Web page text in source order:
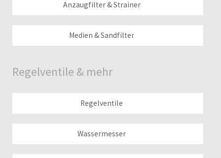
Anzaugfilter & Strainer
Medien & Sandfilter
Regelventile & mehr
Regelventile
Wassermesser